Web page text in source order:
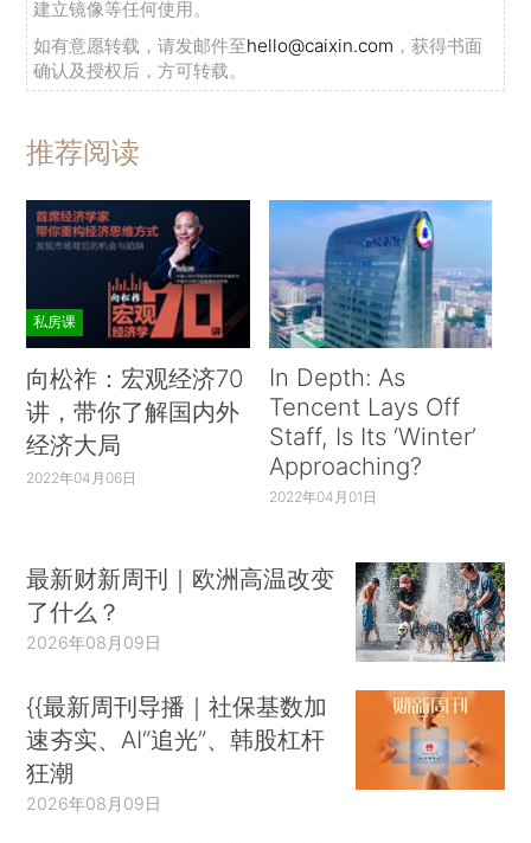
建立镜像等任何使用。
如有意愿转载，请发邮件至hello@caixin.com ，获得书面
确认及授权后，方可转载。
推荐阅读
私房课
向松祚：宏观经济70
讲，带你了解国内外
经济大局
2022年04月06日
In Depth: As
Tencent Lays Off
Staff, Is Its ‘Winter’
Approaching?
2022年04月01日
最新财新周刊｜欧洲高温改变
了什么？
2026年08月09日
{{最新周刊导播｜社保基数加
速夯实、AI“追光”、韩股杠杆
狂潮
2026年08月09日